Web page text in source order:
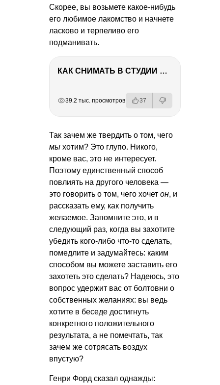
Скорее, вы возьмете какое-нибудь
его любимое лакомство и начнете
ласково и терпеливо его
подманивать.
КАК СНИМАТЬ В СТУДИИ СО ВСПЫШКАМИ
39.2 тыс. просмотров 37
Так зачем же твердить о том, чего
мы хотим? Это глупо. Никого,
кроме вас, это не интересует.
Поэтому единственный способ
повлиять на другого человека —
это говорить о том, чего хочет он, и
рассказать ему, как получить
желаемое. Запомните это, и в
следующий раз, когда вы захотите
убедить кого-либо что-то сделать,
помедлите и задумайтесь: каким
способом вы можете заставить его
захотеть это сделать? Надеюсь, это
вопрос удержит вас от болтовни о
собственных желаниях: вы ведь
хотите в беседе достигнуть
конкретного положительного
результата, а не помечтать, так
зачем же сотрясать воздух
впустую?
Генри Форд сказал однажды: